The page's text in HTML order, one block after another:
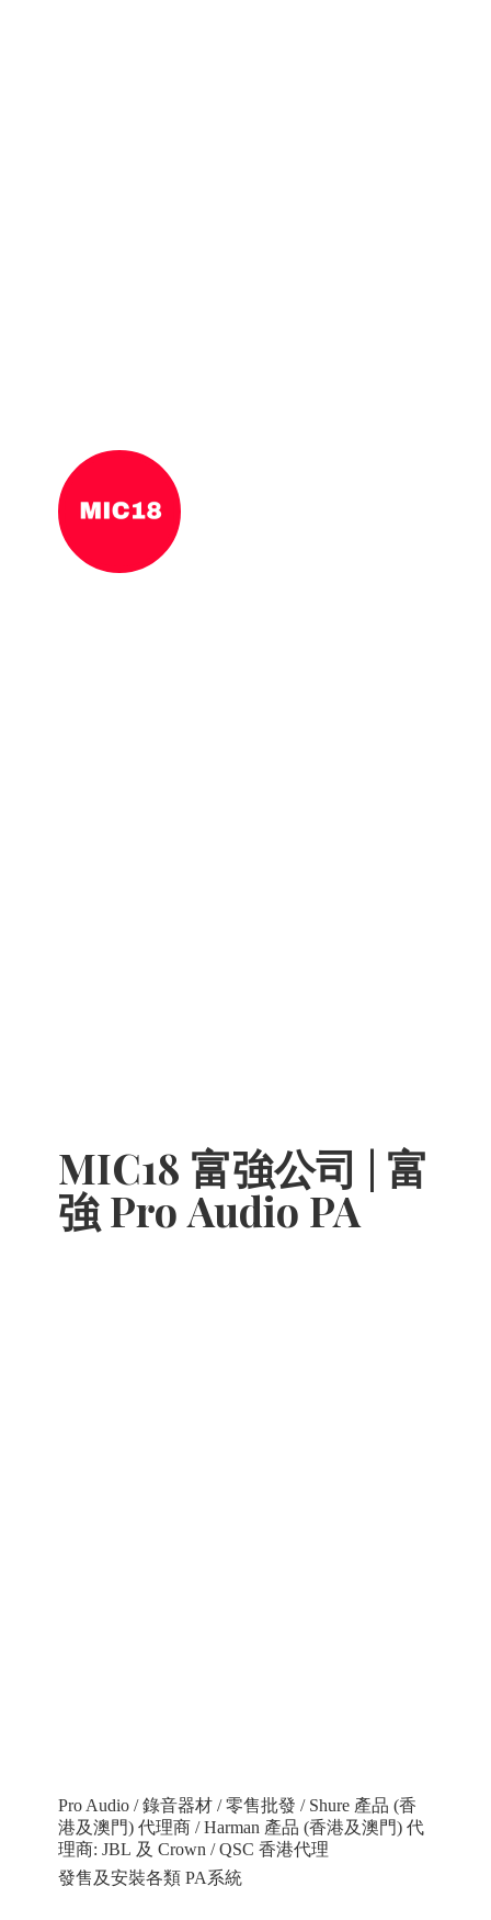
MIC18 富強公司 | 富
強 Pro Audio PA
Pro Audio / 錄音器材 / 零售批發 / Shure 產品 (香
港及澳門) 代理商 / Harman 產品 (香港及澳門) 代
理商: JBL 及 Crown / QSC 香港代理
發售及安裝各類 PA系統